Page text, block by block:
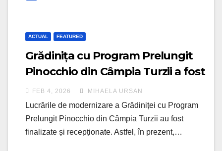
ACTUAL FEATURED
Grădinița cu Program Prelungit
Pinocchio din Câmpia Turzii a fost
modernizată FOTO
FEB 4, 2026 MIHAELA URSAN
Lucrările de modernizare a Grădiniței cu Program
Prelungit Pinocchio din Câmpia Turzii au fost
finalizate și recepționate. Astfel, în prezent,…